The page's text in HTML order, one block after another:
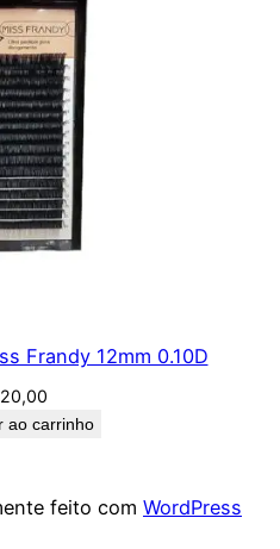
Frandy 12mm 0.10D
20,00
ao carrinho
feito com WordPress